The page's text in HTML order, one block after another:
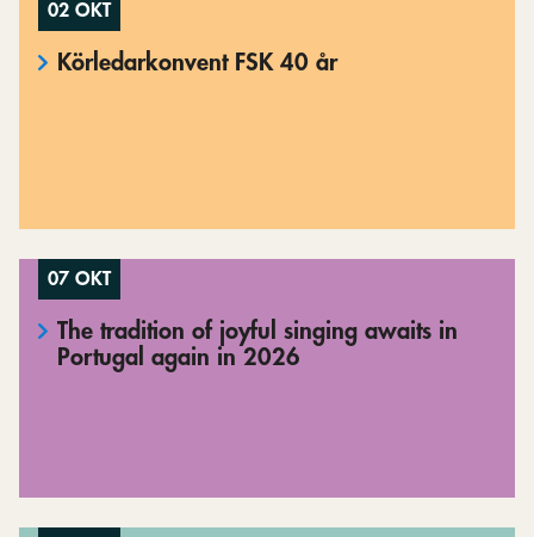
02 OKT
Körledarkonvent FSK 40 år
07 OKT
The tradition of joyful singing awaits in
Portugal again in 2026